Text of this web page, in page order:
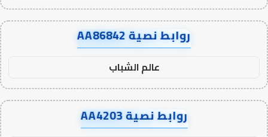
روابط نصية AA86842
عالم الشباب
روابط نصية AA4203